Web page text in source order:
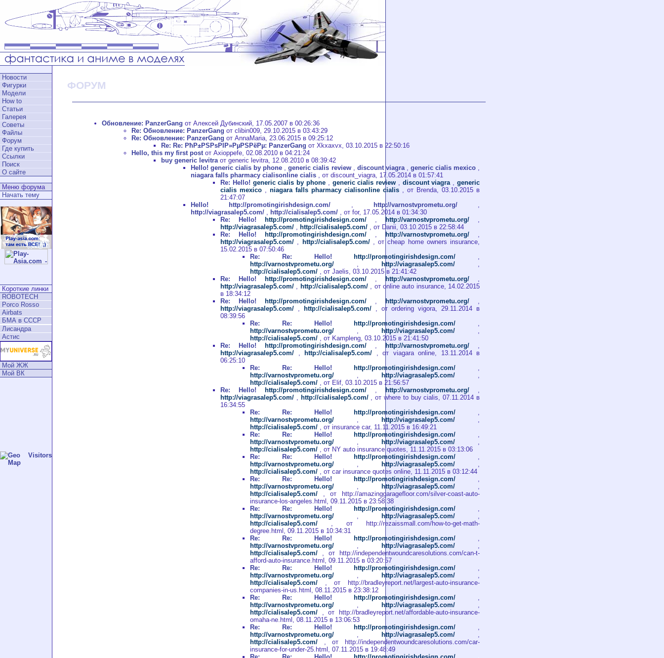
Новости
Фигурки
Модели
How to
Статьи
Галерея
Советы
Файлы
Форум
Где купить
Ссылки
Поиск
О сайте
Меню форума
Начать тему
Короткие линки
ROBOTECH
Porco Rosso
Airbats
БМА в СССР
Лисандра
Астис
Мой ЖЖ
Мой ВК
ФОРУМ
Обновление: PanzerGang от Алексей Дубинский, 17.05.2007 в 00:26:36
Re: Обновление: PanzerGang от clibin009, 29.10.2015 в 03:43:29
Re: Обновление: PanzerGang от AnnaMaria, 23.06.2015 в 09:25:12
Re: Re: РћР±РЅРѕРІР»РµРЅРёРµ: PanzerGang от Xkxaxvx, 03.10.2015 в 22:50:16
Hello, this my first postот Axioppefe, 02.08.2010 в 04:21:24
buy generic levitraот generic levitra, 12.08.2010 в 08:39:42
Hello!generic cialis by phone ,generic cialis review, discount viagra, generic cialis mexico,
niagara falls pharmacy cialisonline cialis , от discount_viagra, 17.05.2014 в 01:57:41
Re: Hello! generic cialis by phone, generic cialis review , discount viagra,generic
cialis mexico , niagara falls pharmacy cialisonline cialis , от Brenda, 03.10.2015 в
21:47:07
Hello!
http://promotingirishdesign.com/ , http://varnostvprometu.org/,
http://viagrasalep5.com/ , http://cialisalep5.com/ , от for, 17.05.2014 в 01:34:30
Re: Hello!
http://promotingirishdesign.com/ , http://varnostvprometu.org/ ,
http://viagrasalep5.com/ , http://cialisalep5.com/ , от Danii, 03.10.2015 в 22:58:44
Re: Hello!
http://promotingirishdesign.com/ , http://varnostvprometu.org/ ,
http://viagrasalep5.com/ , http://cialisalep5.com/, от cheap home owners insurance,
15.02.2015 в 07:50:46
Re: Re: Hello!
http://promotingirishdesign.com/ ,
http://varnostvprometu.org/ , http://viagrasalep5.com/ ,
http://cialisalep5.com/ , от Jaelis, 03.10.2015 в 21:41:42
Re: Hello!
http://promotingirishdesign.com/ , http://varnostvprometu.org/ ,
http://viagrasalep5.com/ , http://cialisalep5.com/, от online auto insurance, 14.02.2015
в 18:34:12
Re: Hello!
http://promotingirishdesign.com/ , http://varnostvprometu.org/ ,
http://viagrasalep5.com/ , http://cialisalep5.com/, от ordering vigora, 29.11.2014 в
08:39:56
Re: Re: Hello!
http://promotingirishdesign.com/ ,
http://varnostvprometu.org/ , http://viagrasalep5.com/ ,
http://cialisalep5.com/ , от Kampleng, 03.10.2015 в 21:41:50
Re: Hello!
http://promotingirishdesign.com/ , http://varnostvprometu.org/ ,
http://viagrasalep5.com/ , http://cialisalep5.com/ , от viagara online, 13.11.2014 в
06:25:10
Re: Re: Hello!
http://promotingirishdesign.com/ ,
http://varnostvprometu.org/ , http://viagrasalep5.com/ ,
http://cialisalep5.com/ , от Elif, 03.10.2015 в 21:56:57
Re: Hello!
http://promotingirishdesign.com/ , http://varnostvprometu.org/ ,
http://viagrasalep5.com/ , http://cialisalep5.com/, от where to buy cialis, 07.11.2014 в
16:34:55
Re: Re: Hello!
http://promotingirishdesign.com/ ,
http://varnostvprometu.org/ , http://viagrasalep5.com/ ,
http://cialisalep5.com/ , от insurance car, 11.11.2015 в 16:49:21
Re: Re: Hello!
http://promotingirishdesign.com/ ,
http://varnostvprometu.org/ , http://viagrasalep5.com/ ,
http://cialisalep5.com/ , от NY auto insurance quotes, 11.11.2015 в 03:13:06
Re: Re: Hello!
http://promotingirishdesign.com/ ,
http://varnostvprometu.org/ , http://viagrasalep5.com/ ,
http://cialisalep5.com/ , от car insurance quotes online, 11.11.2015 в 03:12:44
Re: Re: Hello!
http://promotingirishdesign.com/ ,
http://varnostvprometu.org/ , http://viagrasalep5.com/ ,
http://cialisalep5.com/ , от http://amazinggaragefloor.com/silver-coast-auto-
insurance-los-angeles.html, 09.11.2015 в 23:58:38
Re: Re: Hello!
http://promotingirishdesign.com/ ,
http://varnostvprometu.org/ , http://viagrasalep5.com/ ,
http://cialisalep5.com/ , от http://rezaissmall.com/how-to-get-math-
degree.html, 09.11.2015 в 10:34:31
Re: Re: Hello!
http://promotingirishdesign.com/ ,
http://varnostvprometu.org/ , http://viagrasalep5.com/ ,
http://cialisalep5.com/ , от http://independentwoundcaresolutions.com/can-t-
afford-auto-insurance.html, 09.11.2015 в 03:20:57
Re: Re: Hello!
http://promotingirishdesign.com/ ,
http://varnostvprometu.org/ , http://viagrasalep5.com/ ,
http://cialisalep5.com/ , от http://bradleyreport.net/largest-auto-insurance-
companies-in-us.html, 08.11.2015 в 23:38:12
Re: Re: Hello!
http://promotingirishdesign.com/ ,
http://varnostvprometu.org/ , http://viagrasalep5.com/ ,
http://cialisalep5.com/ , от http://bradleyreport.net/affordable-auto-insurance-
omaha-ne.html, 08.11.2015 в 13:06:53
Re: Re: Hello!
http://promotingirishdesign.com/ ,
http://varnostvprometu.org/ , http://viagrasalep5.com/ ,
http://cialisalep5.com/ , от http://independentwoundcaresolutions.com/car-
insurance-for-under-25.html, 07.11.2015 в 19:48:49